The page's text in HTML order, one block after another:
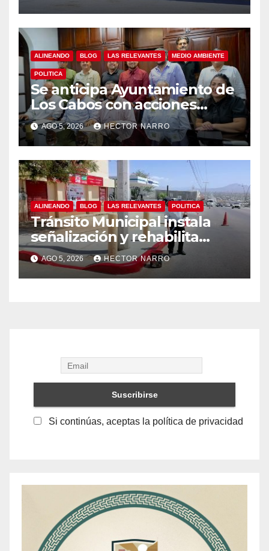
ALINEANDO BLOG LAS RELEVANTES MEDIO AMBIENTE
POLITICA
Se anticipa Ayuntamiento de
Los Cabos con acciones
preventivas ante lluvias en el
centro histórico
AGO 5, 2026 HECTOR NARRO
ALINEANDO BLOG LAS RELEVANTES POLITICA
Tránsito Municipal instala
señalización y rehabilita
cruces peatonales en Los
Cabos
AGO 5, 2026 HECTOR NARRO
Si continúas, aceptas la política de privacidad